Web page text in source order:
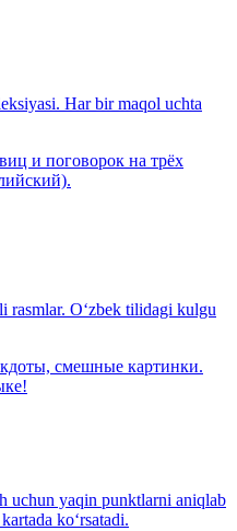
Har bir maqol uchta
и поговорок на трёх
rasmlar. O‘zbek tilidagi kulgu
смешные картинки.
uchun yaqin punktlarni aniqlab
ko‘rsatadi.